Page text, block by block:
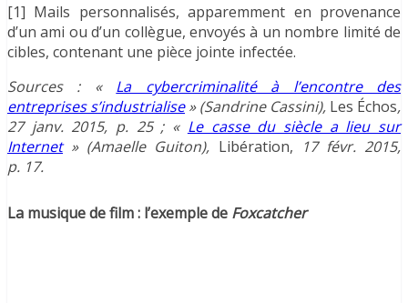
[1] Mails personnalisés, apparemment en provenance
d’un ami ou d’un collègue, envoyés à un nombre limité de
cibles, contenant une pièce jointe infectée.
Sources : « La cybercriminalité à l’encontre des
entreprises s’industrialise» (Sandrine Cassini), Les Échos,
27 janv. 2015, p. 25 ; « Le casse du siècle a lieu sur
Internet» (Amaelle Guiton), Libération,
17 févr. 2015,
p. 17.
La musique de film : l’exemple de Foxcatcher